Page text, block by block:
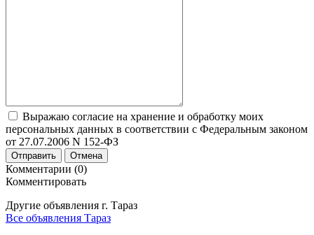
Выражаю согласие на хранение и обработку моих
персональных данных в соответствии с Федеральным законом
от 27.07.2006 N 152-ФЗ
Отправить Отмена
Комментарии (0)
Комментировать
Другие объявления г. Тараз
Все объявления Тараз